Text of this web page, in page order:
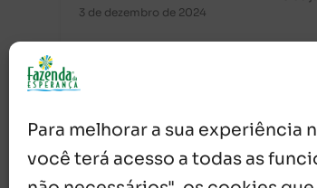
Para melhorar a sua experiência
você terá acesso a todas as
3 de dezembro de 2024